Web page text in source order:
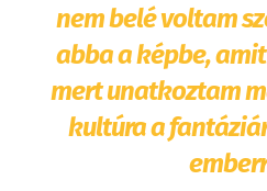
nem belé voltam
abba a képbe,
mert unatkoztam
kultúra a